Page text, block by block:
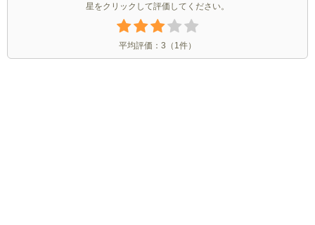
星をクリックして評価してください。
平均評価： 3 （ 1件）